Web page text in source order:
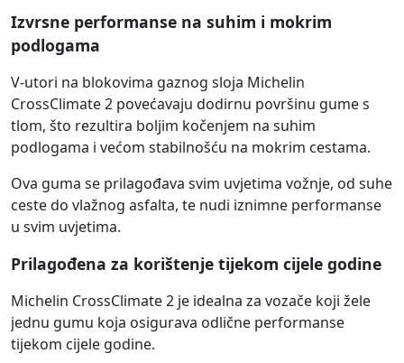
Izvrsne performanse na suhim i mokrim
podlogama
V-utori na blokovima gaznog sloja Michelin
CrossClimate 2 povećavaju dodirnu površinu gume s
tlom, što rezultira boljim kočenjem na suhim
podlogama i većom stabilnošću na mokrim cestama.
Ova guma se prilagođava svim uvjetima vožnje, od suhe
ceste do vlažnog asfalta, te nudi iznimne performanse
u svim uvjetima.
Prilagođena za korištenje tijekom cijele godine
Michelin CrossClimate 2 je idealna za vozače koji žele
jednu gumu koja osigurava odlične performanse
tijekom cijele godine.